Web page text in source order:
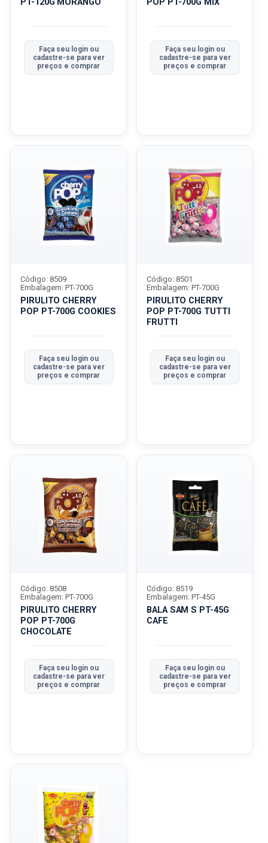
PT-120G MORANGO
Faça seu login ou
cadastre-se para ver
preços e comprar
POP PT-700G MIX
Faça seu login ou
cadastre-se para ver
preços e comprar
PIRULITO CHERRY
POP PT-700G COOKIES
Código: 8509
Embalagem: PT-700G
Faça seu login ou
cadastre-se para ver
preços e comprar
PIRULITO CHERRY
POP PT-700G TUTTI
FRUTTI
Código: 8501
Embalagem: PT-700G
Faça seu login ou
cadastre-se para ver
preços e comprar
PIRULITO CHERRY
POP PT-700G
CHOCOLATE
Código: 8508
Embalagem: PT-700G
Faça seu login ou
cadastre-se para ver
preços e comprar
BALA SAM S PT-45G
CAFE
Código: 8519
Embalagem: PT-45G
Faça seu login ou
cadastre-se para ver
preços e comprar